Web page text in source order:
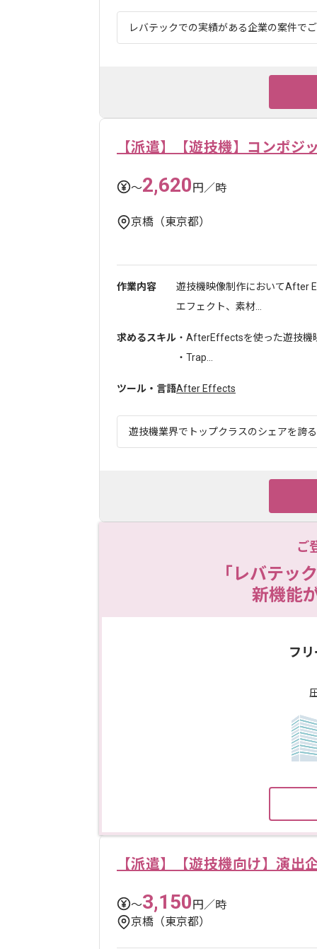
レバテックでの実績がある企業の案件で
【派遣】【遊技機】コンポジ
〜2,620円／時
京橋（東京都）
作業内容
遊技機映像制作においてAfter
エフェクト、素材...
求めるスキル ・AfterEffectsを使った遊技機
・Trap...
ツール・言語After Effects
遊技機業界でトップクラスのシェアを誇
ご
「レバテッ
新機能
フ
【派遣】【遊技機向け】演出
〜3,150円／時
京橋（東京都）